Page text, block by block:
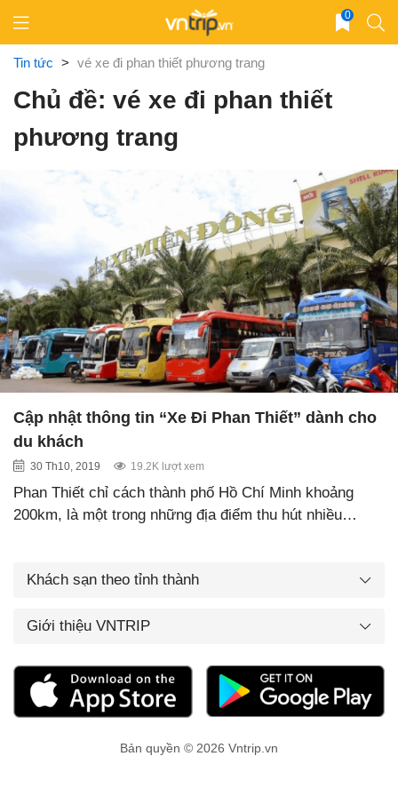
content
0
Tin tức > vé xe đi phan thiết phương trang
Chủ đề: vé xe đi phan thiết
phương trang
Cập nhật thông tin “Xe Đi Phan Thiết” dành cho
du khách
30 Th10, 2019 19.2K lượt xem
Phan Thiết chỉ cách thành phố Hồ Chí Minh khoảng
200km, là một trong những địa điểm thu hút nhiều…
Khách sạn theo tỉnh thành
Giới thiệu VNTRIP
Bản quyền © 2026 Vntrip.vn